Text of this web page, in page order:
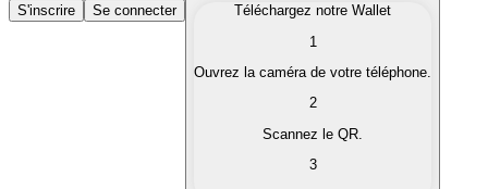
Acheter des Cryptomonnaies
Achetez les cryptomonnaies qui vous intéressent
Convertissez vos cryptomonnaies en monnaie
S'inscrire Se connecter
Téléchargez notre Wallet
1
Ouvrez la caméra de votre téléphone.
2
Scannez le QR.
3